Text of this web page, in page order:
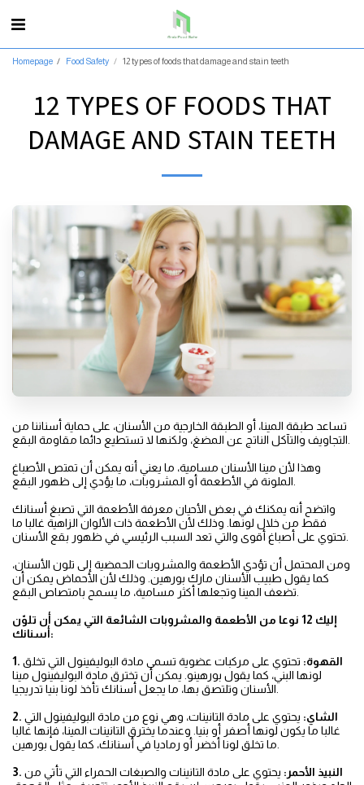
Homepage Food Safety 12 types of foods that damage and stain teeth
12 TYPES OF FOODS THAT
DAMAGE AND STAIN TEETH
تساعد طبقة المينا، أو الطبقة الخارجية من الأسنان، على حماية أسناننا من
وهذا لأن مينا الأسنان مسامية، ما يعني أنه يمكن أن تمتص الأصباغ
واتضح أنه يمكنك في بعض الأحيان معرفة الأطعمة التي تصبغ أسنانك
فقط من خلال لونها. وذلك لأن الأطعمة ذات الألوان الزاهية غالبا ما
ومن المحتمل أن تؤدي الأطعمة والمشروبات الحمضية إلى تلون الأسنان،
كما يقول طبيب الأسنان مارك بورهين. وذلك لأن الأحماض يمكن أن
إليك 12 نوعا من الأطعمة والمشروبات الشائعة التي يمكن أن تلوّن
أسنانك:
1. القهوة: تحتوي على مركبات عضوية تسمى مادة البوليفينول التي تخلق
لونها البني، كما يقول بورهينو. يمكن أن تخترق مادة البوليفينول مينا
2. الشاي: يحتوي على مادة التانينات، وهي نوع من مادة البوليفينول التي
غالبا ما يكون لونها أصفر أو بنيا. وعندما يخترق التانينات المينا، فإنها غالبا
3. النبيذ الأحمر: يحتوي على مادة التانينات والصبغات الحمراء التي تأتي من